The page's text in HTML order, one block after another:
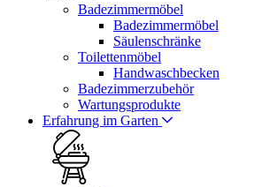
Badezimmermöbel
Badezimmermöbel
Säulenschränke
Toilettenmöbel
Handwaschbecken
Badezimmerzubehör
Wartungsprodukte
Erfahrung im Garten